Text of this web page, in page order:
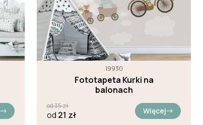
19930
Fototapeta Kurki na
balonach
od35zł
od 21 zł Więcej